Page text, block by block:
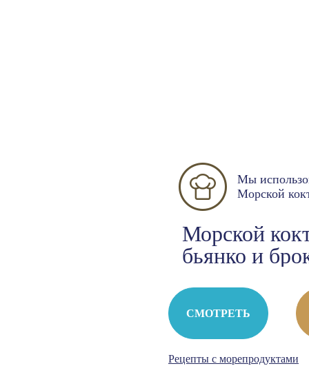
Мы
Морской
Морской
бьянко и
СМОТРЕТЬ
Рецепты с морепродуктами